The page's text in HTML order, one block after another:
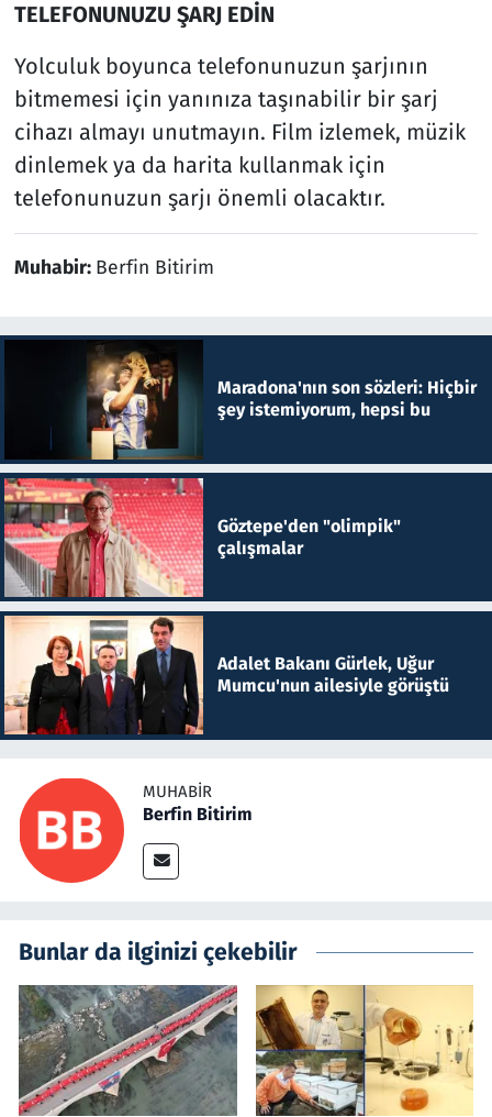
TELEFONUNUZU ŞARJ EDİN
Yolculuk boyunca telefonunuzun şarjının
bitmemesi için yanınıza taşınabilir bir şarj
cihazı almayı unutmayın. Film izlemek, müzik
dinlemek ya da harita kullanmak için
telefonunuzun şarjı önemli olacaktır.
Muhabir: Berfin Bitirim
Maradona'nın son sözleri: Hiçbir
şey istemiyorum, hepsi bu
Göztepe'den "olimpik"
çalışmalar
Adalet Bakanı Gürlek, Uğur
Mumcu'nun ailesiyle görüştü
MUHABIR
Berfin Bitirim
Bunlar da ilginizi çekebilir